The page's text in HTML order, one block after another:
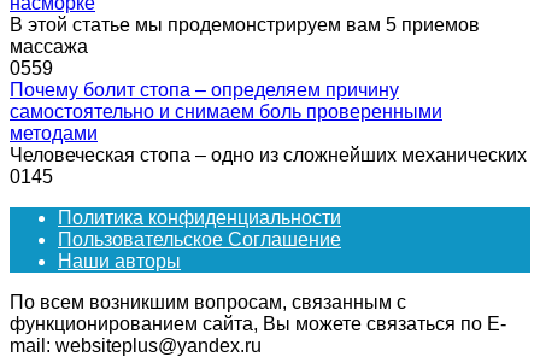
В этой статье мы продемонстрируем вам 5 приемов
массажа
0559
Почему болит стопа – определяем причину
самостоятельно и снимаем боль проверенными
методами
Человеческая стопа – одно из сложнейших механических
0145
Политика конфиденциальности
Пользовательское Соглашение
Наши авторы
По всем возникшим вопросам, связанным с
функционированием сайта, Вы можете связаться по E-
mail: websiteplus@yandex.ru